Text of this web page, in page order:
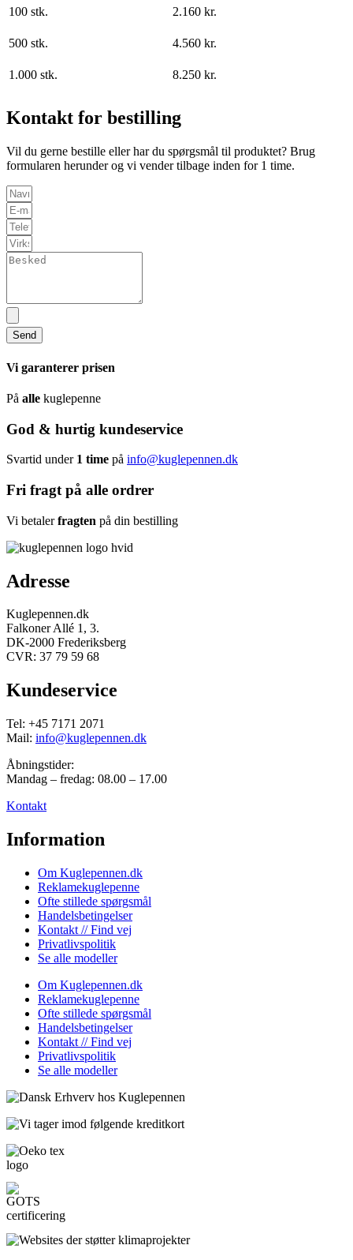
100 stk.
2.160 kr.
500 stk. 4.560 kr.
1.000 stk. 8.250 kr.
Kontakt for bestilling
Vil du gerne bestille eller har du spørgsmål til produktet? Brug
formularen herunder og vi vender tilbage inden for 1 time.
Send
Vi garanterer prisen
På alle kuglepenne
God & hurtig kundeservice
Svartid under 1 time på info@kuglepennen.dk
Fri fragt på alle ordrer
Vi betalerfragten på din bestilling
Adresse
Kuglepennen.dk
Falkoner Allé 1, 3.
DK-2000 Frederiksberg
CVR: 37 79 59 68
Kundeservice
Tel: +45 7171 2071
Mail: info@kuglepennen.dk
Åbningstider:
Mandag – fredag: 08.00 – 17.00
Kontakt
Information
Om Kuglepennen.dk
Reklamekuglepenne
Ofte stillede spørgsmål
Handelsbetingelser
Kontakt // Find vej
Privatlivspolitik
Se alle modeller
Om Kuglepennen.dk
Reklamekuglepenne
Ofte stillede spørgsmål
Handelsbetingelser
Kontakt // Find vej
Privatlivspolitik
Se alle modeller